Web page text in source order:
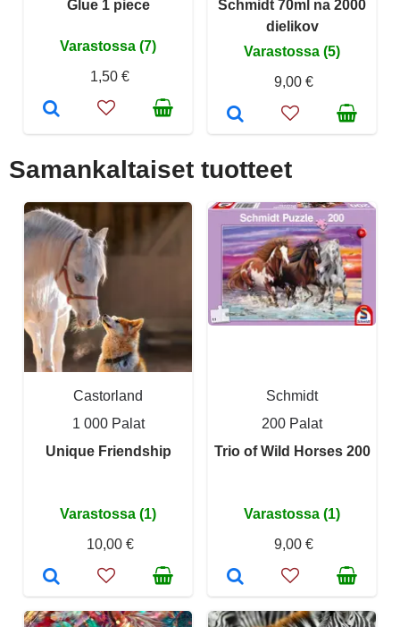
Glue 1 piece
Varastossa (7)
1,50 €
Schmidt 70ml na 2000
dielikov
Varastossa (5)
9,00 €
Samankaltaiset tuotteet
Castorland
1 000 Palat
Unique Friendship
Varastossa (1)
10,00 €
Schmidt
200 Palat
Trio of Wild Horses 200
Varastossa (1)
9,00 €